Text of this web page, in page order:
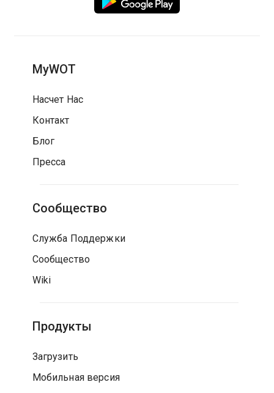
MyWOT
Насчет Нас
Контакт
Блог
Пресса
Сообщество
Служба Поддержки
Сообщество
Wiki
Продукты
Загрузить
Мобильная версия